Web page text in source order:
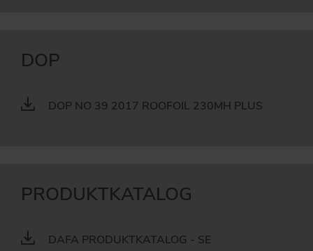
DOP
DOP NO 39 2017 ROOFOIL 230MH PLUS
PRODUKTKATALOG
DAFA PRODUKTKATALOG - SE